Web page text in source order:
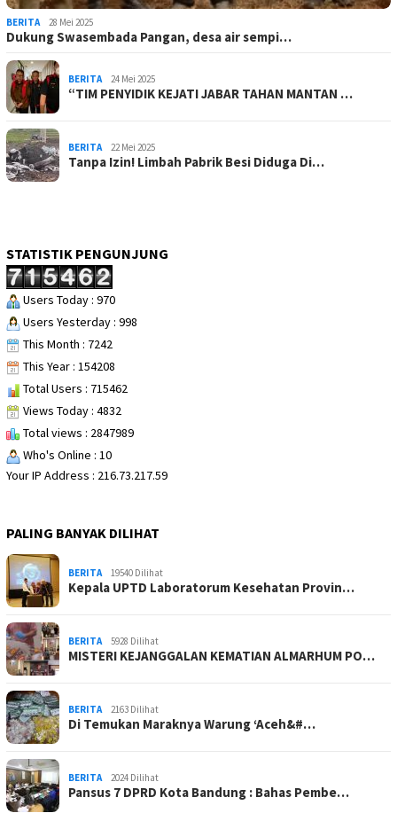
BERITA 28 Mei 2025
Dukung Swasembada Pangan, desa air sempi…
BERITA 24 Mei 2025
“TIM PENYIDIK KEJATI JABAR TAHAN MANTAN …
BERITA 22 Mei 2025
Tanpa Izin! Limbah Pabrik Besi Diduga Di…
STATISTIK PENGUNJUNG
Users Today : 970
Users Yesterday : 998
This Month : 7242
This Year : 154208
Total Users : 715462
Views Today : 4832
Total views : 2847989
Who's Online : 10
Your IP Address : 216.73.217.59
PALING BANYAK DILIHAT
BERITA 19540 Dilihat
Kepala UPTD Laboratorum Kesehatan Provin…
BERITA 5928 Dilihat
MISTERI KEJANGGALAN KEMATIAN ALMARHUM PO…
BERITA 2163 Dilihat
Di Temukan Maraknya Warung ‘Aceh&#…
BERITA 2024 Dilihat
Pansus 7 DPRD Kota Bandung : Bahas Pembe…